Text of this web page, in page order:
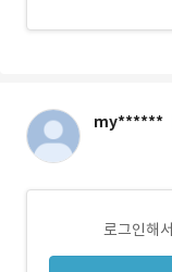
my******
로그인해